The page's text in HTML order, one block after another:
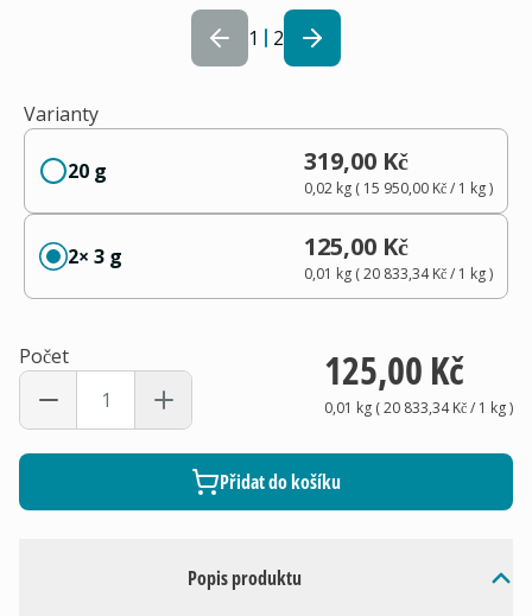
1 2
Popis produktu
Varianty
20 g 319,00 Kč
0,02 kg( 15 950,00 Kč/ 1 kg)
2× 3 g 125,00 Kč
0,01 kg(20 833,34 Kč/ 1 kg)
Počet 125,00 Kč
0,01 kg(20 833,34 Kč/ 1 kg)
Přidat do košíku